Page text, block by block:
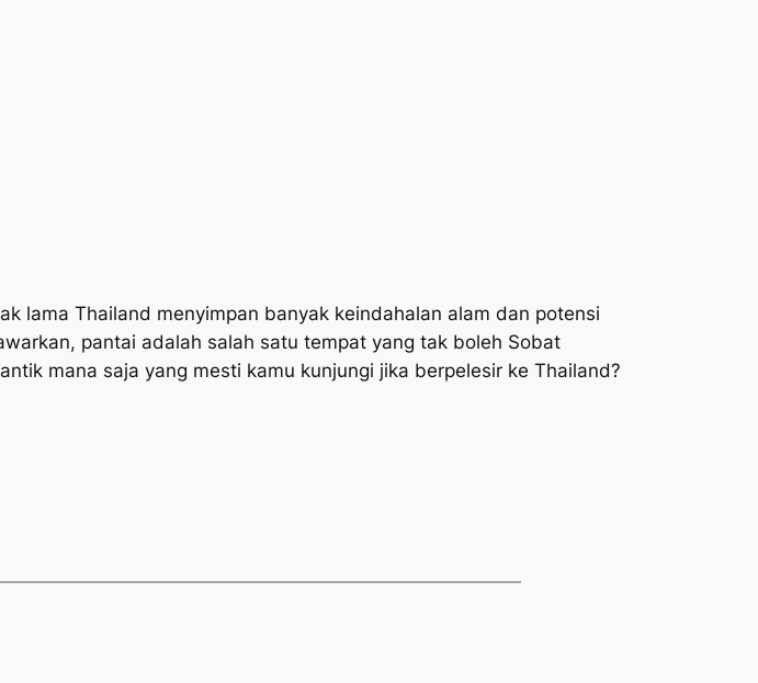
lama Thailand menyimpan banyak keindahalan alam dan potensi
pantai adalah salah satu tempat yang tak boleh Sobat
mana saja yang mesti kamu kunjungi jika berpelesir ke Thailand?